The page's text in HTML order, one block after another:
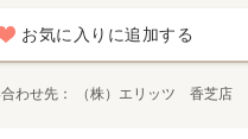
お気に入りに追加する
わせ先 （株）エリッツ 香芝店